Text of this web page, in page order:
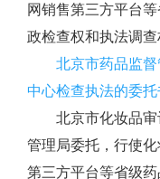
网销售第三方平台
政检查权和执法调查
北京市药品监
中心检查执法的委托
北京市化妆品审
管理局委托，行使
第三方平台等省级